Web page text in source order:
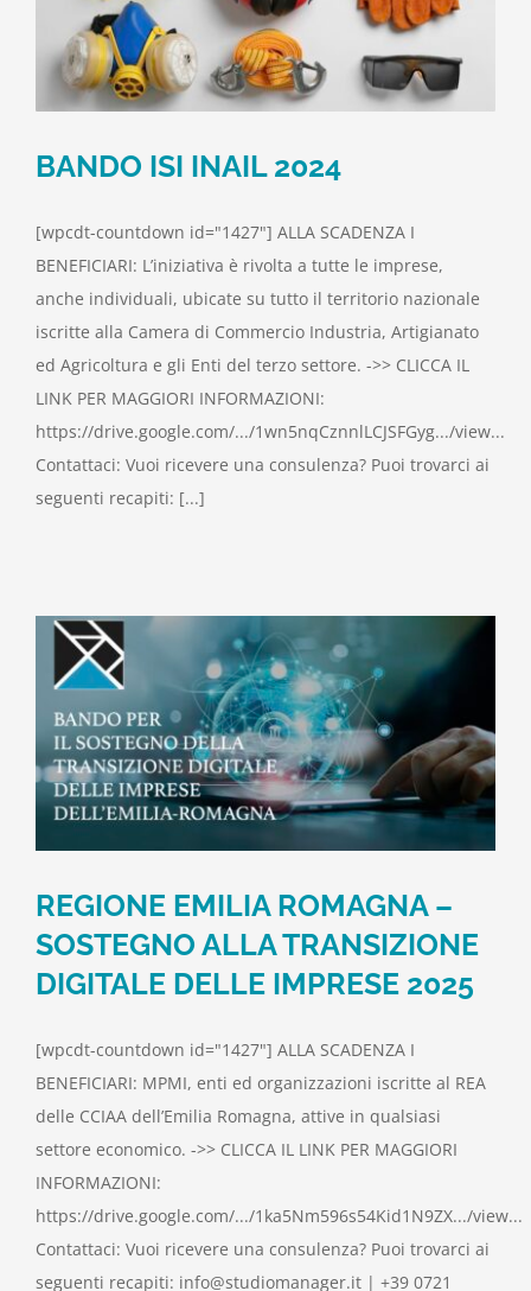
BANDO ISI INAIL 2024
[wpcdt-countdown id="1427"] ALLA SCADENZA I
BENEFICIARI: L’iniziativa è rivolta a tutte le imprese,
anche individuali, ubicate su tutto il territorio nazionale
iscritte alla Camera di Commercio Industria, Artigianato
ed Agricoltura e gli Enti del terzo settore. ->> CLICCA IL
LINK PER MAGGIORI INFORMAZIONI:
https://drive.google.com/.../1wn5nqCznnlLCJSFGyg.../view...
Contattaci: Vuoi ricevere una consulenza? Puoi trovarci ai
seguenti recapiti: [...]
REGIONE EMILIA ROMAGNA –
SOSTEGNO ALLA TRANSIZIONE
DIGITALE DELLE IMPRESE 2025
[wpcdt-countdown id="1427"] ALLA SCADENZA I
BENEFICIARI: MPMI, enti ed organizzazioni iscritte al REA
delle CCIAA dell’Emilia Romagna, attive in qualsiasi
settore economico. ->> CLICCA IL LINK PER MAGGIORI
INFORMAZIONI:
https://drive.google.com/.../1ka5Nm596s54Kid1N9ZX.../view...
Contattaci: Vuoi ricevere una consulenza? Puoi trovarci ai
seguenti recapiti: info@studiomanager.it | +39 0721